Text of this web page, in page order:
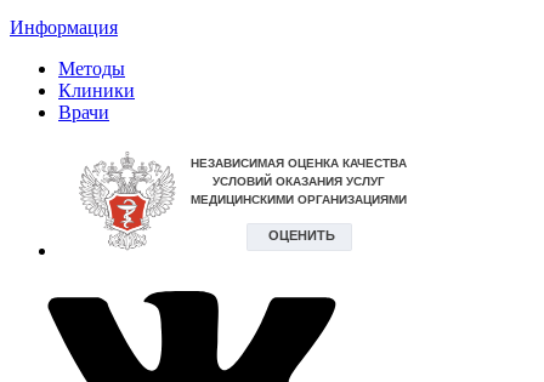
Информация
Методы
Клиники
Врачи